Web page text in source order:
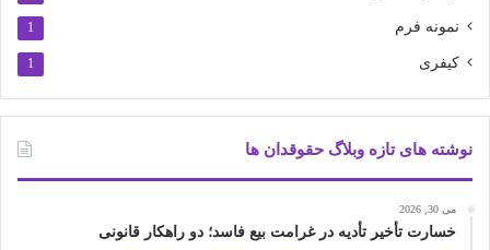
نمونه فرم 1
کیفری 1
نوشته های تازه وبلاگ حقوقدان ها
می 30, 2026
خسارت تأخیر تأدیه در غرامت بیع فاسد؛ دو راهکار قانونی